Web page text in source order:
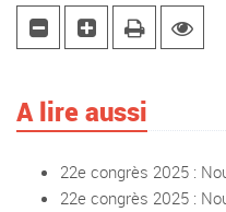
A lire aussi
22e congrès 2025 :
22e congrès 2025 :